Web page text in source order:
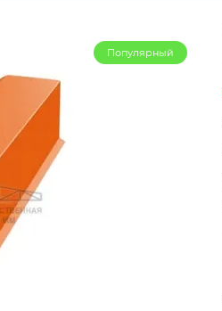
Популярный